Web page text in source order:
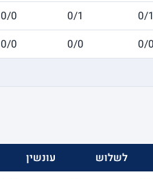
0/1
0/1
0/0
0/0
0/0
0/0
לשלוש עונשין